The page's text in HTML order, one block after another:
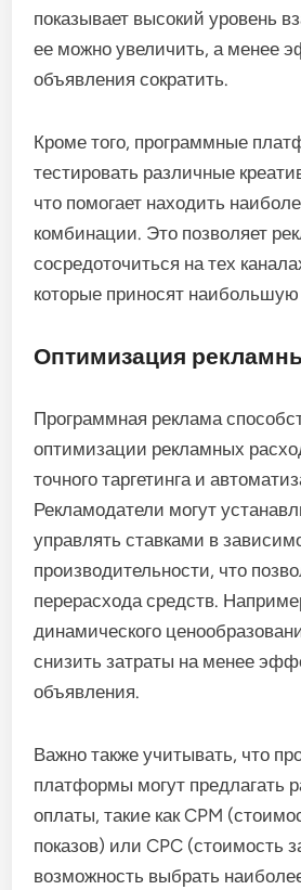
показывает высокий уровень
ее можно увеличить, а менее
объявления сократить.
Кроме того, программные
тестировать различные
что помогает находить
комбинации. Это позволяет
сосредоточиться на тех
которые приносят наибольшую
Оптимизация
Программная реклама
оптимизации рекламных
точного таргетинга и
Рекламодатели могут
управлять ставками в
производительности, что
перерасхода средств.
динамического
снизить затраты на менее
объявления.
Важно также учитывать, что
платформы могут предлагать
оплаты, такие как CPM
показов) или CPC (стоимость
возможность выбрать